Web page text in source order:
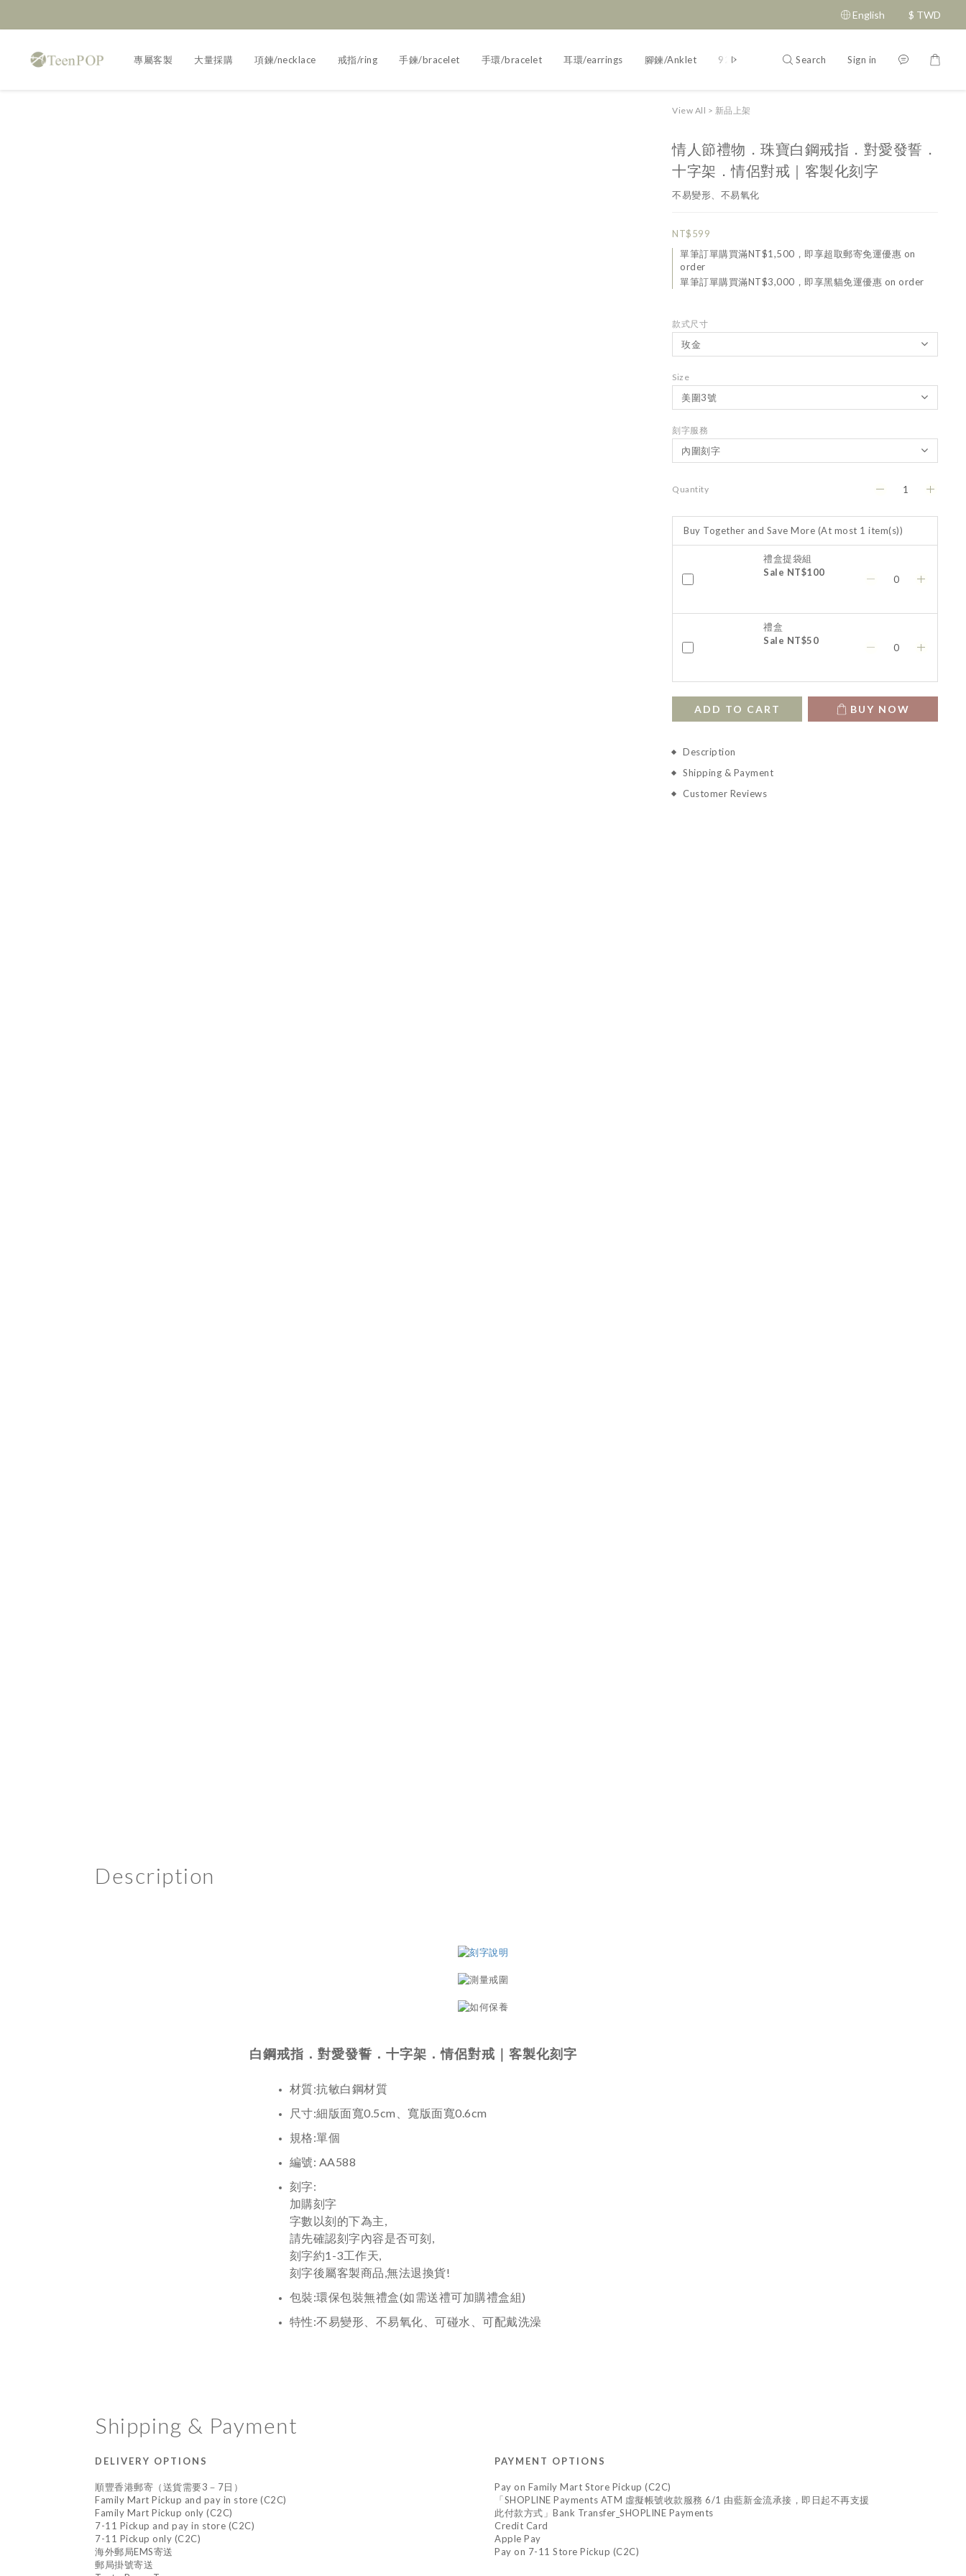
English $ TWD
專屬客製 大量採購 項鍊/necklace 戒指/ring 手鍊/bracelet 手環/bracelet 耳環/earrings 腳鍊/Anklet 925純銀/silver 刻字說明 飾品二三事 飾品
Search Sign in
View All > 新品上架
情人節禮物．珠寶白鋼戒指．對愛發誓．
十字架．情侶對戒｜客製化刻字
不易變形、不易氧化
NT$599
單筆訂單購買滿NT$1,500，即享超取郵寄免運優惠 on
order
單筆訂單購買滿NT$3,000，即享黑貓免運優惠 on order
款式尺寸
Size
刻字服務
Quantity
Buy Together and Save More (At most 1 item(s))
禮盒提袋組
Sale NT$100
禮盒
Sale NT$50
ADD TO CART BUY NOW
Description
Shipping & Payment
Customer Reviews
Description
白鋼戒指．對愛發誓．十字架．情侶對戒｜客製化刻字
材質:抗敏白鋼材質
尺寸:細版面寬0.5cm、寬版面寬0.6cm
規格:單個
編號: AA588
刻字:
加購刻字
字數以刻的下為主,
請先確認刻字內容是否可刻,
刻字約1-3工作天,
刻字後屬客製商品,無法退換貨!
包裝:環保包裝無禮盒(如需送禮可加購禮盒組)
特性:不易變形、不易氧化、可碰水、可配戴洗澡
Shipping & Payment
DELIVERY OPTIONS
順豐香港郵寄（送貨需要3－7日）
Family Mart Pickup and pay in store (C2C)
Family Mart Pickup only (C2C)
7-11 Pickup and pay in store (C2C)
7-11 Pickup only (C2C)
海外郵局EMS寄送
郵局掛號寄送
PAYMENT OPTIONS
Pay on Family Mart Store Pickup (C2C)
「SHOPLINE Payments ATM 虛擬帳號收款服務 6/1 由藍新金流承接，即日起不再支援
此付款方式」Bank Transfer_SHOPLINE Payments
Credit Card
Apple Pay
Pay on 7-11 Store Pickup (C2C)